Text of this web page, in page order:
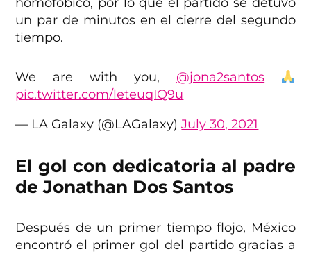
un par de minutos en el cierre del segundo
tiempo.
We are with you, @jona2santos
pic.twitter.com/leteuqIQ9u
— LA Galaxy (@LAGalaxy)July 30, 2021
El gol con dedicatoria al padre
de Jonathan Dos Santos
Después de un primer tiempo flojo, México
encontró el primer gol del partido gracias a